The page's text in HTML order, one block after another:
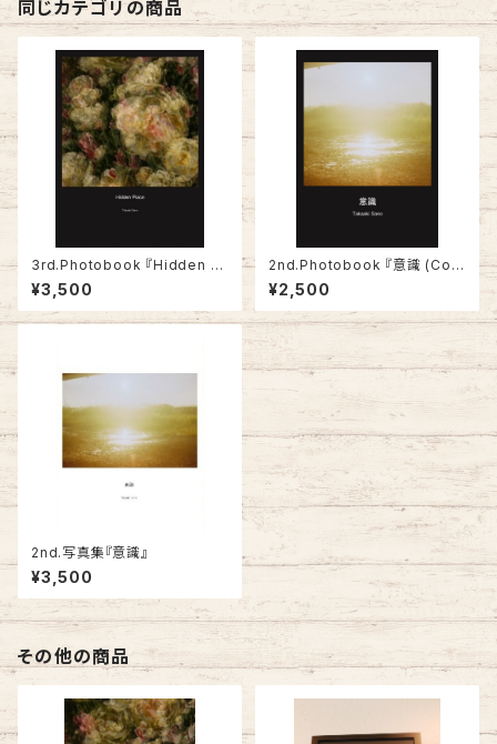
同じカテゴリの商品
3rd.Photobook 『Hidden Pl
ace』
¥3,500
2nd.Photobook 『意識 (Con
sciousness)』-2nd. Edition
¥2,500
2nd.写真集『意識』
¥3,500
その他の商品